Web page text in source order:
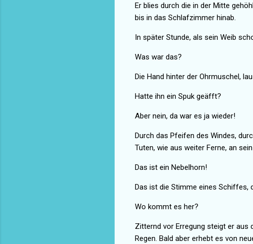
Er blies durch die in der Mitte
bis in das Schlafzimmer hinab.
In später Stunde, als sein Weib
Was war das?
Die Hand hinter der Ohrmuschel,
Hatte ihn ein Spuk geäfft?
Aber nein, da war es ja wieder!
Durch das Pfeifen des Windes,
Tuten, wie aus weiter Ferne, an sein
Das ist ein Nebelhorn!
Das ist die Stimme eines Schiffes,
Wo kommt es her?
Zitternd vor Erregung steigt er aus
Regen. Bald aber erhebt es von